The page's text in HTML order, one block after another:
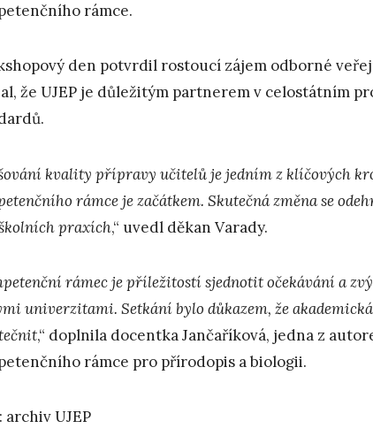
rámce.
den potvrdil rostoucí zájem odborné
že UJEP je důležitým partnerem v celostátním
kvality přípravy učitelů je jedním z klíčových
rámce je začátkem. Skutečná změna se
praxích,“ uvedl děkan Varady.
rámec je příležitostí sjednotit očekávání a
univerzitami. Setkání bylo důkazem, že
,“ doplnila docentka Jančaříková, jedna z
rámce pro přírodopis a biologii.
archiv UJEP